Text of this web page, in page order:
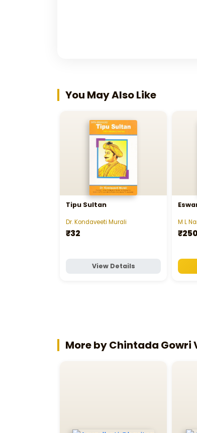
You May Also Like
Tipu Sultan
Dr. Kondaveeti Murali
₹32
View Details
M L
More by Chintada Gowri